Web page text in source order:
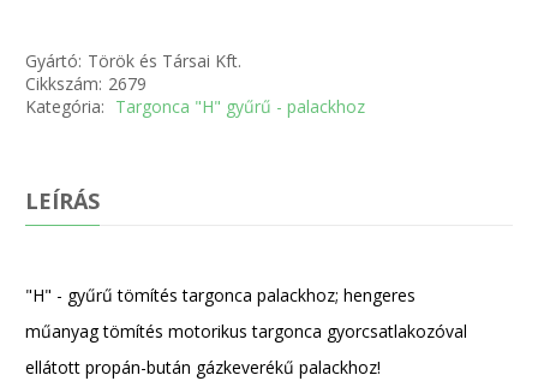
Gyártó: Török és Társai Kft.
Cikkszám: 2679
Kategória: Targonca "H" gyűrű - palackhoz
LEÍRÁS
"H" - gyűrű tömítés targonca palackhoz; hengeres
műanyag tömítés motorikus targonca gyorcsatlakozóval
ellátott propán-bután gázkeverékű palackhoz!